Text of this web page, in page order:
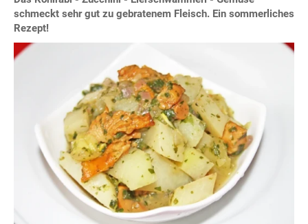
schmeckt sehr gut zu gebratenem Fleisch. Ein sommerliches
Rezept!